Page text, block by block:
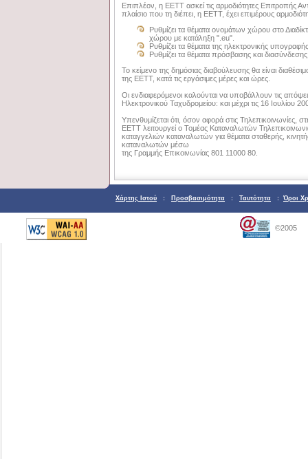
Επιπλέον, η ΕΕΤΤ ασκεί τις αρμοδιότητες Επιτροπής
πλαίσιο που τη διέπει, η ΕΕΤΤ, έχει επιμέρους
Ρυθμίζει τα θέματα ονομάτων χώρου στο
χώρου με κατάληξη ".eu".
Ρυθμίζει τα θέματα της ηλεκτρονικής
Ρυθμίζει τα θέματα πρόσβασης και
Το κείμενο της δημόσιας διαβούλευσης θα είναι
της EETT, κατά τις εργάσιμες μέρες και ώρες.
Οι ενδιαφερόμενοι καλούνται να υποβάλλουν τις
Ηλεκτρονικού Ταχυδρομείου: και μέχρι τις 16 Ιουλίου
Υπενθυμίζεται ότι, όσον αφορά στις Τηλεπικοινωνίες,
ΕΕΤΤ λειτουργεί ο Τομέας Καταναλωτών
καταγγελιών καταναλωτών για θέματα σταθερής,
καταναλωτών μέσω
της Γραμμής Επικοινωνίας 801 11000 80.
Χάρτης Ιστού : Προσβασιμότητα : Ταυτότητα : Όροι
©2005